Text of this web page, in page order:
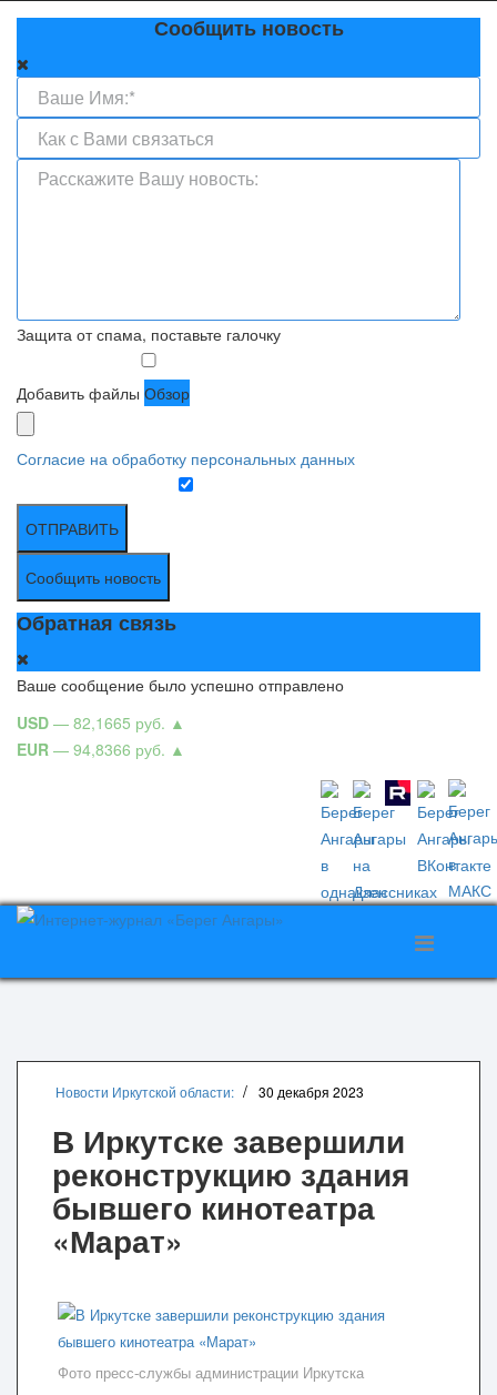
Сообщить новость
Защита от спама, поставьте галочку
Добавить файлы Обзор
Согласие на обработку персональных данных
ОТПРАВИТЬ
Сообщить новость
Обратная связь
Ваше сообщение было успешно отправлено
USD — 82,1665 руб. ▲
EUR — 94,8366 руб. ▲
Новости Иркутской области: 30 декабря 2023
В Иркутске завершили
реконструкцию здания
бывшего кинотеатра
«Марат»
Фото пресс-службы администрации Иркутска